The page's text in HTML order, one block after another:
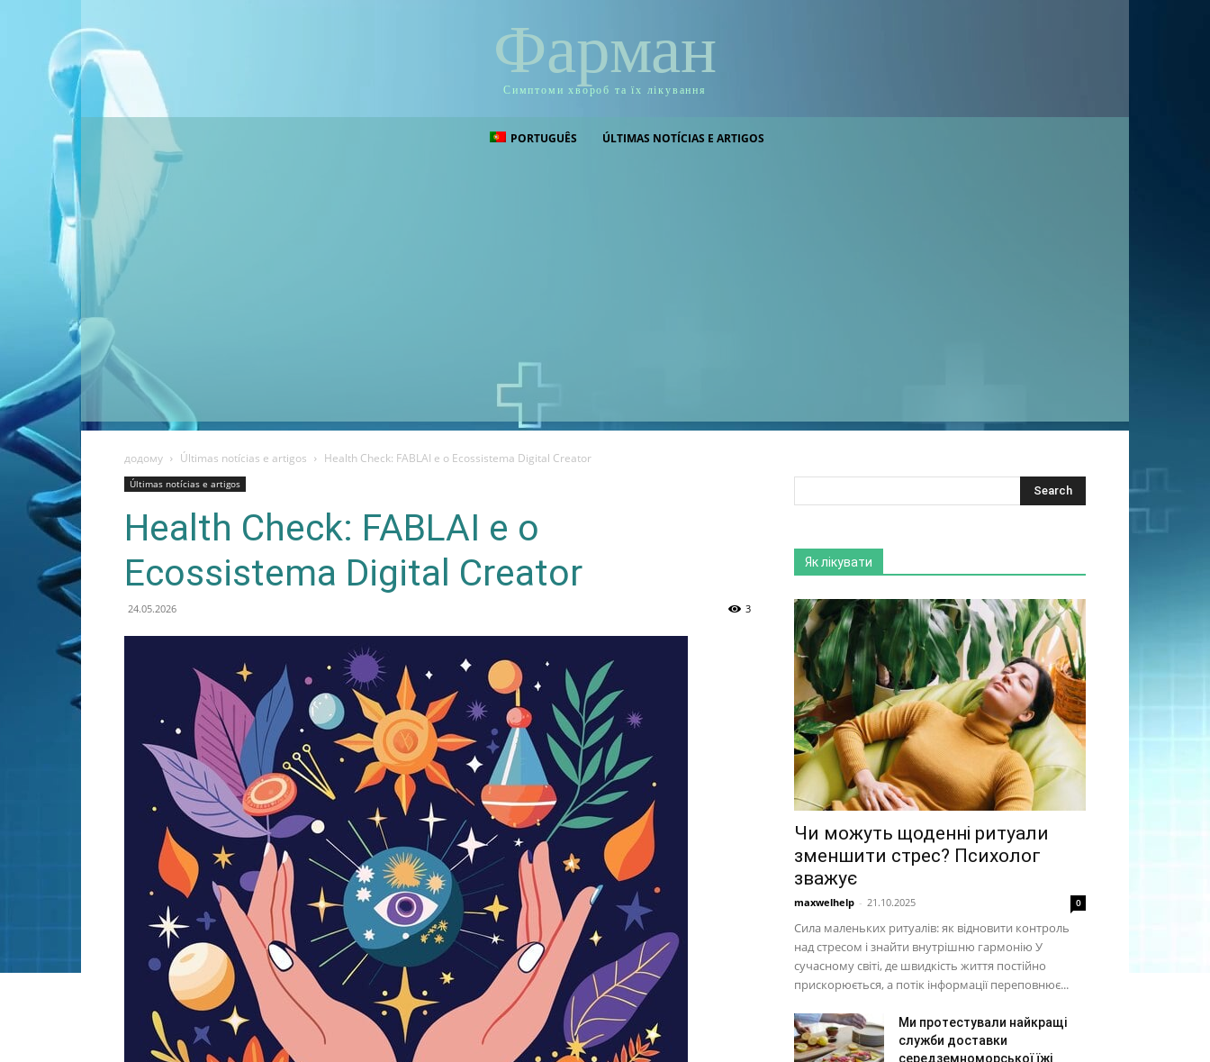
Фарман
Симптоми хвороб та їх лікування
PORTUGUÊS ÚLTIMAS NOTÍCIAS E ARTIGOS
додому Últimas notícias e artigos Health Check: FABLAI e o Ecossistema Digital Creator
Últimas notícias e artigos
Health Check: FABLAI e o
Ecossistema Digital Creator
24.05.2026 3
Як лікувати
Чи можуть щоденні ритуали
зменшити стрес? Психолог
зважує
maxwelhelp - 21.10.2025 0
Сила маленьких ритуалів: як відновити контроль
над стресом і знайти внутрішню гармонію У
сучасному світі, де швидкість життя постійно
прискорюється, а потік інформації переповнює...
Ми протестували найкращі
служби доставки
середземноморської їжі